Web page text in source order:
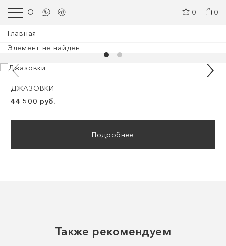
0 0
Главная
Элемент не найден
ДЖАЗОВКИ
44 500 руб.
Подробнее
Также рекомендуем